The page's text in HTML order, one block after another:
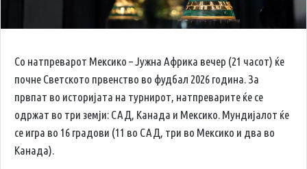
Со натпреварот Мексико – Јужна Африка вечер (21 часот) ќе
почне Светското првенство во фудбал 2026 година. За
првпат во историјата на турнирот, натпреварите ќе се
одржат во три земји: САД, Канада и Мексико. Мундијалот ќе
се игра во 16 градови (11 во САД, три во Мексико и два во
Канада).